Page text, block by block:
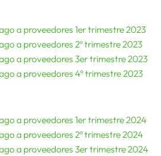
a proveedores 1er trimestre 2023
a proveedores 2º trimestre 2023
a proveedores 3er trimestre 2023
a proveedores 4º trimestre 2023
a proveedores 1er trimestre 2024
a proveedores 2º trimestre 2024
a proveedores 3er trimestre 2024